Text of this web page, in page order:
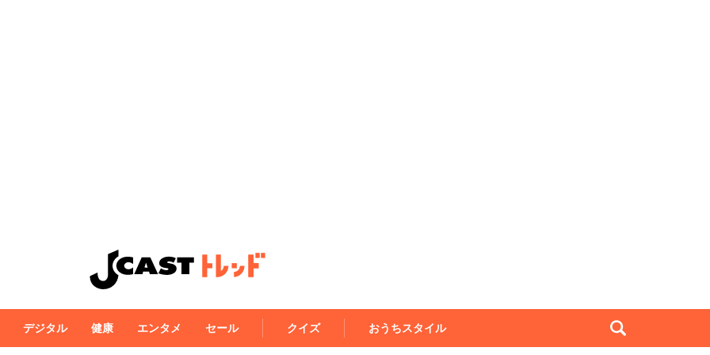
デジタル 健康 エンタメ セール クイズ おうちスタイル